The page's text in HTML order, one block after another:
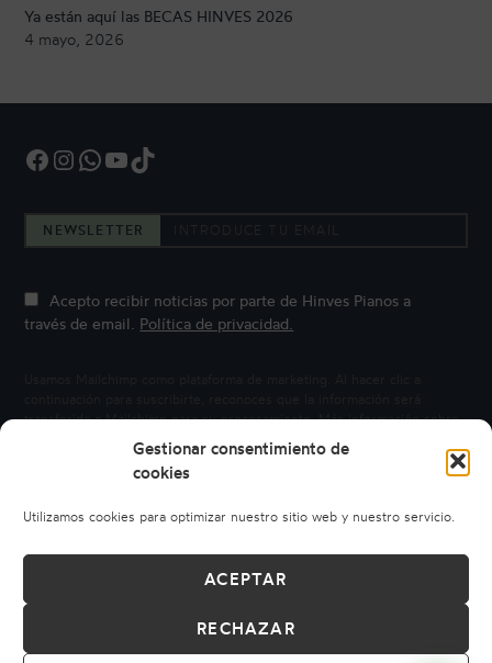
Gestionar consentimiento de
cookies
Utilizamos cookies para optimizar nuestro sitio web y nuestro servicio.
ACEPTAR
RECHAZAR
Ya están aquí las BECAS HINVES 2026
4 mayo, 2026
Facebook InstagramWhatsApp YouTube TikTok
NEWSLETTER
Acepto recibir noticias por parte de Hinves Pianos a
través de email. Política de privacidad.
transferida a Mailchimp para su procesamiento.Más información sobre
© 2026 HINVES PIANOS